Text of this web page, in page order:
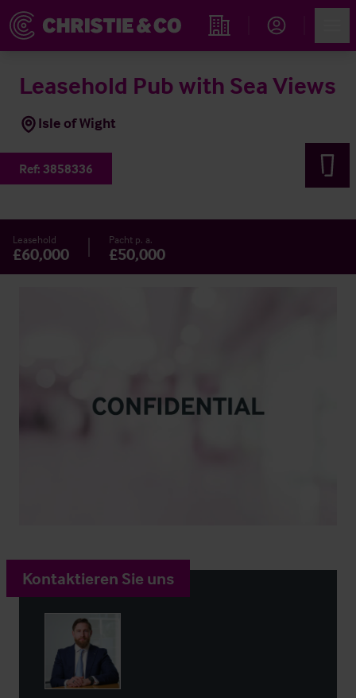
Immobiliensuche
Leasehold Pub with Sea Views
Isle of Wight
Ref: 3858336
Leasehold
£60,000
Pacht p. a.
£50,000
Kontaktieren Sie uns